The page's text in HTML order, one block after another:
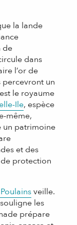
la lande
de
dans
l’or de
percevront un
le royaume
Ile, espèce
même,
un patrimoine
et des
protection
veille.
les
prépare